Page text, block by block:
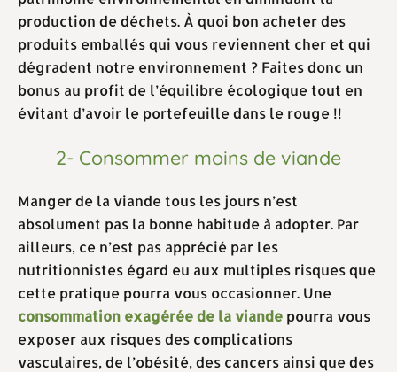
production de déchets. À quoi bon acheter des
produits emballés qui vous reviennent cher et qui
dégradent notre environnement ? Faites donc un
bonus au profit de l’équilibre écologique tout en
évitant d’avoir le portefeuille dans le rouge !!
2- Consommer moins de viande
Manger de la viande tous les jours n’est
absolument pas la bonne habitude à adopter. Par
ailleurs, ce n’est pas apprécié par les
nutritionnistes égard eu aux multiples risques que
cette pratique pourra vous occasionner. Une
consommation exagérée de la viande pourra vous
exposer aux risques des complications
vasculaires, de l’obésité, des cancers ainsi que des